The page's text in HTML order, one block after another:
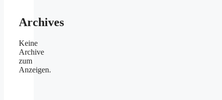
Archives
Keine
Archive
zum
Anzeigen.